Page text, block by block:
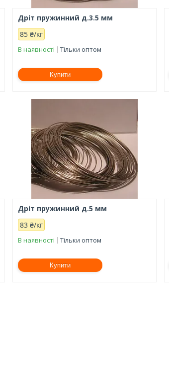
Дріт пружинний д.3.5 мм
85 ₴/кг
В наявності Тільки оптом
Купити
Дріт пружинний д.5 мм
83 ₴/кг
В наявності Тільки оптом
Купити